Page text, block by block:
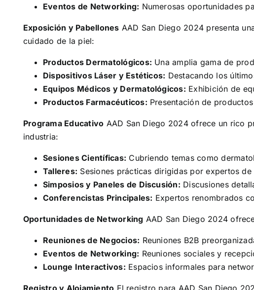
Eventos de Networking: Numerosas oportunidades
Exposición y Pabellones AAD San Diego 2024 presenta
cuidado de la piel:
Productos Dermatológicos: Una amplia gama de
Dispositivos Láser y Estéticos: Destacando los
Equipos Médicos y Dermatológicos: Exhibición de
Productos Farmacéuticos: Presentación de
Programa Educativo AAD San Diego 2024 ofrece un rico
industria:
Sesiones Científicas: Cubriendo temas como
Talleres: Sesiones prácticas dirigidas por expertos de
Simposios y Paneles de Discusión: Discusiones
Conferencistas Principales: Expertos renombrados
Oportunidades de Networking AAD San Diego 2024
Reuniones de Negocios: Reuniones B2B
Eventos de Networking: Reuniones sociales y
Lounge Interactivos: Espacios informales para
Registro y Alojamiento El registro para AAD San Diego